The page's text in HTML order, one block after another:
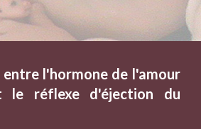
entre l'hormone de l'amour
le réflexe d'éjection du